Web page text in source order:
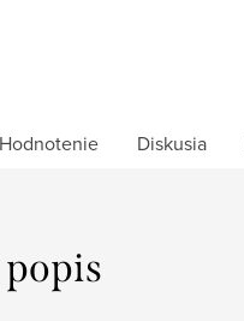
Hodnotenie Diskusia